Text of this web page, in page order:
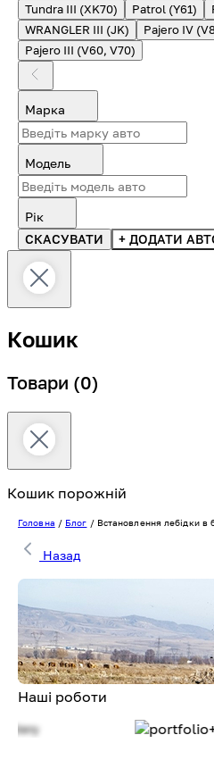
Tundra III (XK70)
Patrol (Y61)
WRANGLER III (JK)
Pajero IV
Pajero III (V60, V70)
Марка
Модель
Рік
СКАСУВАТИ
+ ДОДАТИ
Кошик
Товари (0)
Кошик порожній
Головна / Блог / Встановлення лебідки в
Назад
Наші роботи